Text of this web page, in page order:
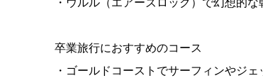
・ウルル（エアーズロック）で幻想的
卒業旅行におすすめのコース
・ゴールドコーストでサーフィンやジ